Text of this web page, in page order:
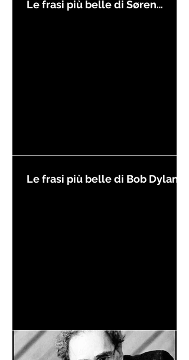
Le frasi più belle di Søren
Le frasi più belle di Bob Dylan